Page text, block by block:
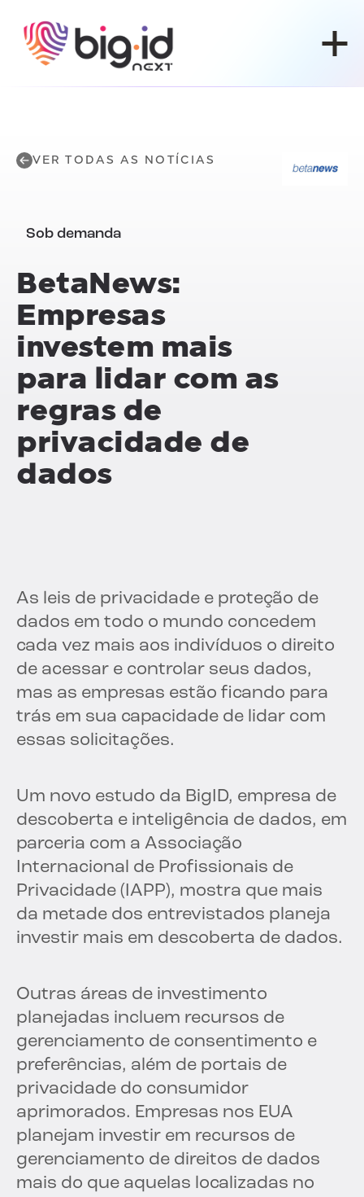
VER TODAS AS NOTÍCIAS
Sob demanda
BetaNews:
Empresas
investem mais
para lidar com as
regras de
privacidade de
dados
As leis de privacidade e proteção de
dados em todo o mundo concedem
cada vez mais aos indivíduos o direito
de acessar e controlar seus dados,
mas as empresas estão ficando para
trás em sua capacidade de lidar com
essas solicitações.
Um novo estudo da BigID, empresa de
descoberta e inteligência de dados, em
parceria com a Associação
Internacional de Profissionais de
Privacidade (IAPP), mostra que mais
da metade dos entrevistados planeja
investir mais em descoberta de dados.
Outras áreas de investimento
planejadas incluem recursos de
gerenciamento de consentimento e
preferências, além de portais de
privacidade do consumidor
aprimorados. Empresas nos EUA
planejam investir em recursos de
gerenciamento de direitos de dados
mais do que aquelas localizadas no